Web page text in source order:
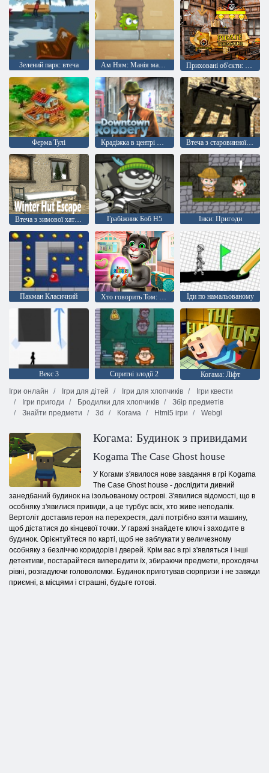
Зелений парк: втеча Ам Ням: Манія манго Приховані об'єкти: піратські скарби
Ферма Тулі Втеча з старовинної села null
Втеча з зимової хати null Грабіжник Боб H5 Інки: Пригоди
Пакман Класичний Хто говорить Том: Кіндер сюрприз Іди по намальованому
Векс 3 Спритні злодії 2
Когама: Ліфт
Ігри онлайн
Ігри для дітей Ігри для хлопчиків
Ігри квести
Ігри пригоди
Бродилки для хлопчиків
Збір предметів
Знайти предмети
3d Когама Html5 ігри Webgl
Когама: Будинок з привидами
Kogama The Case Ghost house
У Когами з'явилося нове завдання в грі Kogama
The Case Ghost house - дослідити дивний
занедбаний будинок на ізольованому острові. З'явилися відомості, що в
особняку з'явилися привиди, а це турбує всіх, хто живе неподалік.
Вертоліт доставив героя на перехрестя, далі потрібно взяти машину,
щоб дістатися до кінцевої точки. У гаражі знайдете ключ і заходите в
будинок. Орієнтуйтеся по карті, щоб не заблукати у величезному
особняку з безліччю коридорів і дверей. Крім вас в грі з'являться і інші
детективи, постарайтеся випередити їх, збираючи предмети, проходячи
рівні, розгадуючи головоломки. Будинок приготував сюрпризи і не завжди
приємні, а місцями і страшні, будьте готові.